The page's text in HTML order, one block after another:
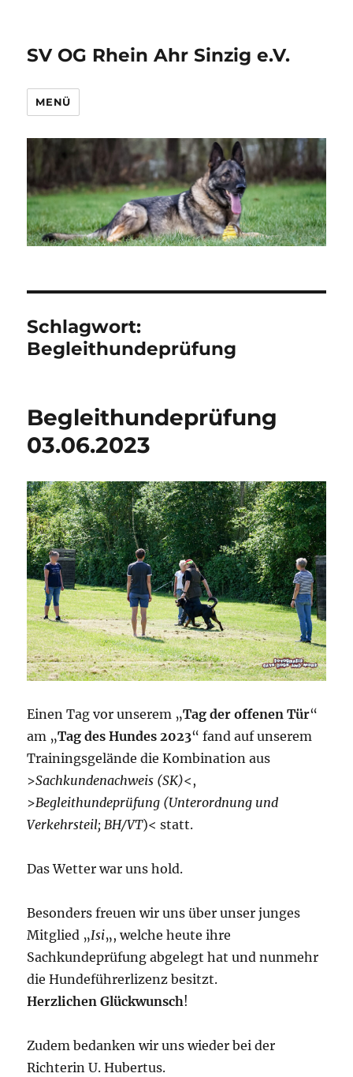
SV OG Rhein Ahr Sinzig e.V.
MENÜ
Schlagwort:
Begleithundeprüfung
Begleithundeprüfung
03.06.2023
Einen Tag vor unserem „Tag der offenen Tür“
am „Tag des Hundes 2023“ fand auf unserem
Trainingsgelände die Kombination aus
>Sachkundenachweis (SK)<,
>Begleithundeprüfung (Unterordnung und
Verkehrsteil; BH/VT)< statt.
Das Wetter war uns hold.
Besonders freuen wir uns über unser junges
Mitglied „Isi„, welche heute ihre
Sachkundeprüfung abgelegt hat und nunmehr
die Hundeführerlizenz besitzt.
Herzlichen Glückwunsch!
Zudem bedanken wir uns wieder bei der
Richterin U. Hubertus.